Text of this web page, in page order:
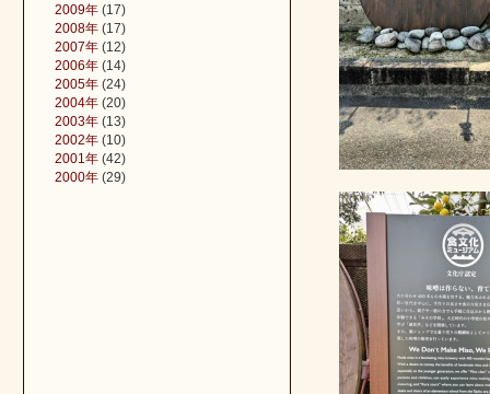
2009年 (17)
2008年 (17)
2007年 (12)
2006年 (14)
2005年 (24)
2004年 (20)
2003年 (13)
2002年 (10)
2001年 (42)
2000年 (29)